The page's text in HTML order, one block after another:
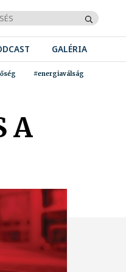
GALÉRIA
#energiaválság
A